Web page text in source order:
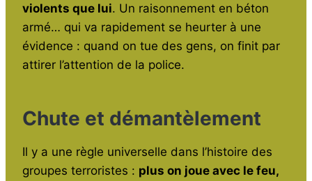
violents que lui. Un raisonnement en béton
armé… qui va rapidement se heurter à une
évidence : quand on tue des gens, on finit par
attirer l’attention de la police.
Chute et démantèlement
Il y a une règle universelle dans l’histoire des
groupes terroristes : plus on joue avec le feu,